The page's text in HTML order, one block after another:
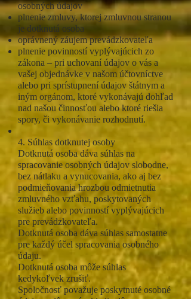
osobných údajov
plnenie zmluvy, ktorej zmluvnou stranou
je dotknutá osoba
oprávnený záujem prevádzkovateľa
plnenie povinností vyplývajúcich zo
zákona – pri uchovaní údajov o vás a
vašej objednávke v našom účtovníctve
alebo pri sprístupnení údajov štátnym a
iným orgánom, ktoré vykonávajú dohľad
nad našou činnosťou alebo ktoré riešia
spory, či vykonávanie rozhodnutí.
4. Súhlas dotknutej osoby
Dotknutá osoba dáva súhlas na
spracovanie osobných údajov slobodne,
bez nátlaku a vynucovania, ako aj bez
podmieňovania hrozbou odmietnutia
zmluvného vzťahu, poskytovaných
služieb alebo povinností vyplývajúcich
pre prevádzkovateľa.
Dotknutá osoba dáva súhlas samostatne
pre každý účel spracovania osobného
údaju.
Dotknutá osoba môže súhlas
kedykoľvek zrušiť.
Spoločnosť považuje poskytnuté osobné